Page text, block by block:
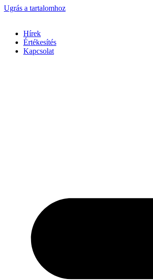
Ugrás a tartalomhoz
Hírek
Értékesítés
Kapcsolat